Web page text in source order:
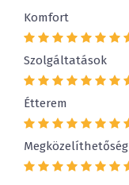
Komfort
Szolgáltatások
Étterem
Megközelíthetőség